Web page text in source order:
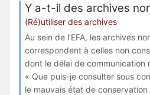
Y a-t-il des archives
(Ré)utiliser des archives
Au sein de l’EFA, les archives
correspondent à celles non
dont le délai de communication
« Que puis-je consulter sous
le mauvais état de conservation